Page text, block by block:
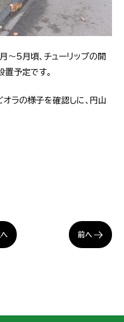
～5月頃、チューリップの開
置予定です。
オラの様子を確認しに、円山
前へ